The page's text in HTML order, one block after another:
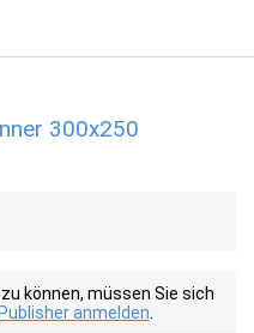
300x250
können, müssen Sie sich
anmelden